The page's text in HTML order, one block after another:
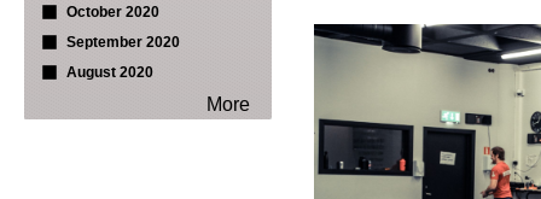
October 2020
September 2020
August 2020
More